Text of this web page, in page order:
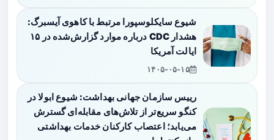
شیوع سایکلوسپورا مرتبط با کاهوی آیسبرگ:
هشدار CDC درباره موارد گزارش‌شده در ۱۵
ایالت آمریکا
۱۴۰۵-۰۵-۱۵
رییس سازمان جهانی بهداشت: شیوع ابولا در
کنگو سریع‌تر از تلاش‌های مقابله‌ای گسترش
می‌یابد؛ اعتصاب کارکنان خدمات بهداشتی